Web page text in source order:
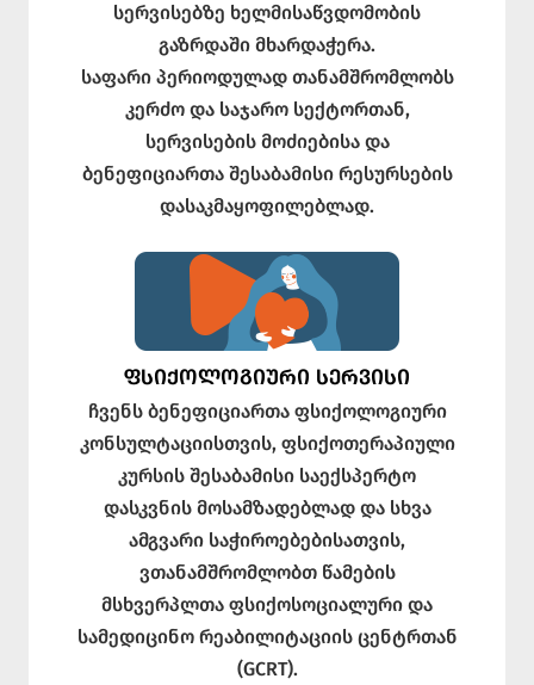
სერვისებზე ხელმისაწვდომობის
გაზრდაში მხარდაჭერა.
საფარი პერიოდულად თანამშრომლობს
კერძო და საჯარო სექტორთან,
სერვისების მოძიებისა და
ბენეფიციართა შესაბამისი რესურსების
დასაკმაყოფილებლად.
ᲤᲡᲘᲥᲝᲚᲝᲒᲘᲣᲠᲘ ᲡᲔᲠᲕᲘᲡᲘ
ჩვენს ბენეფიციართა ფსიქოლოგიური
კონსულტაციისთვის, ფსიქოთერაპიული
კურსის შესაბამისი საექსპერტო
დასკვნის მოსამზადებლად და სხვა
ამგვარი საჭიროებებისათვის,
ვთანამშრომლობთ წამების
მსხვერპლთა ფსიქოსოციალური და
სამედიცინო რეაბილიტაციის ცენტრთან
(GCRT).